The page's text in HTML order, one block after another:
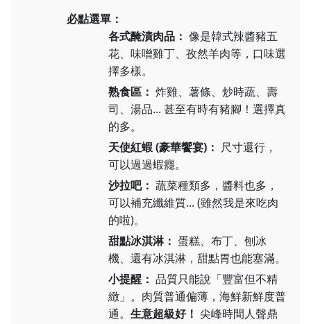
必點選單：
各式醃漬肉品： 像是韓式辣醬豬五
花、味噌雞丁、孜然羊肉等，口味選
擇多樣。
熟食區： 炸雞、薯條、炒時蔬、壽
司、湯品... 甚至有時有豬腳！選擇真
的多。
天使紅蝦 (豪華饗宴)： 尺寸還行，
可以過過蝦癮。
沙拉吧： 蔬菜種類多，醬料也多，
可以補充纖維質... (雖然我是來吃肉
的啦)。
甜點冰淇淋： 蛋糕、布丁、刨冰
機、還有冰淇淋，甜點胃也能塞滿。
小提醒： 品質只能說「豐富但不精
緻」。肉質普通偏薄，海鮮新鮮度普
通。 生意超級好！ 尖峰時間人聲鼎